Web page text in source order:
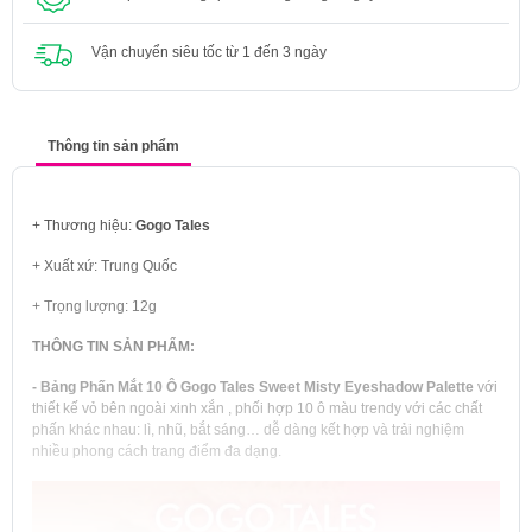
Vận chuyển siêu tốc từ 1 đến 3 ngày
Thông tin sản phẩm
+ Thương hiệu: Gogo Tales
+ Xuất xứ: Trung Quốc
+ Trọng lượng: 12g
THÔNG TIN SẢN PHẨM:
- Bảng Phấn Mắt 10 Ô Gogo Tales Sweet Misty Eyeshadow Palette với
thiết kế vỏ bên ngoài xinh xắn , phối hợp 10 ô màu trendy với các chất
phấn khác nhau: lì, nhũ, bắt sáng… dễ dàng kết hợp và trải nghiệm
nhiều phong cách trang điểm đa dạng.